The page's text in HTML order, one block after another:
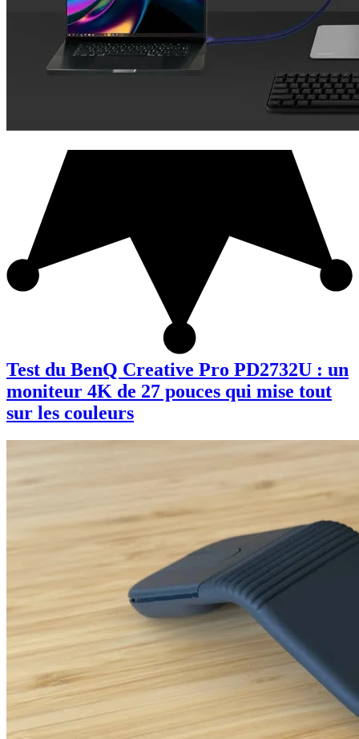
Test du BenQ Creative Pro PD2732U : un
moniteur 4K de 27 pouces qui mise tout
sur les couleurs